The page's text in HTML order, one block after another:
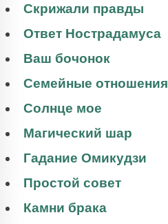
Скрижали правды
Ответ Нострадамуса
Ваш бочонок
Семейные отношения
Солнце мое
Магический шар
Гадание Омикудзи
Простой совет
Камни брака